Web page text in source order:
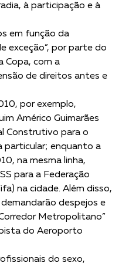
à participação e à
em função da
exceção”, por parte do
Copa, com a
de direitos antes e
por exemplo,
Américo Guimarães
Construtivo para o
particular; enquanto a
na mesma linha,
para a Federação
na cidade. Além disso,
despejos e
Metropolitano”
do Aeroporto
do sexo,